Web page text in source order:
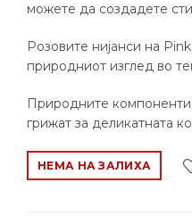
можете да создадете
Розовите нијанси на
природниот изглед во
Природните компоненти
грижат за деликатната
НЕМА НА ЗАЛИХА